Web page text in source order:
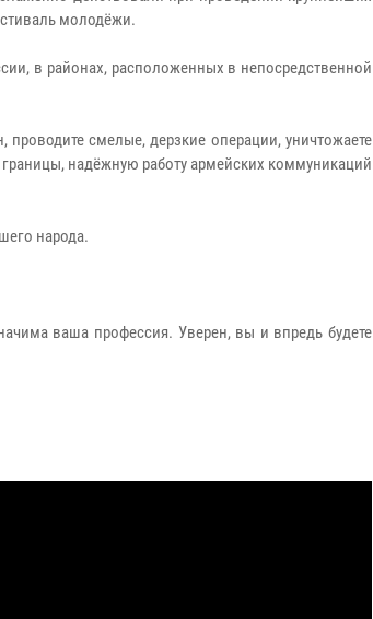
молодёжи.
в районах, расположенных в непосредственной
смелые, дерзкие операции, уничтожаете
надёжную работу армейских коммуникаций
народа.
ваша профессия. Уверен, вы и впредь будете